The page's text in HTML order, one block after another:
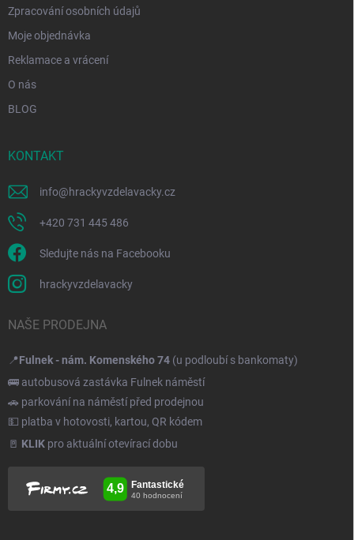
Zpracování osobních údajů
Moje objednávka
Reklamace a vrácení
O nás
BLOG
KONTAKT
info@hrackyvzdelavacky.cz
+420 731 445 486
Sledujte nás na Facebooku
hrackyvzdelavacky
NAŠE PRODEJNA
📍Fulnek - nám. Komenského 74 (u podloubí s bankomaty)
🚌 autobusová zastávka Fulnek náměstí
🚗 parkování na náměstí před prodejnou
💵 platba v hotovosti, kartou, QR kódem
🚪 KLIK pro aktuální otevírací dobu